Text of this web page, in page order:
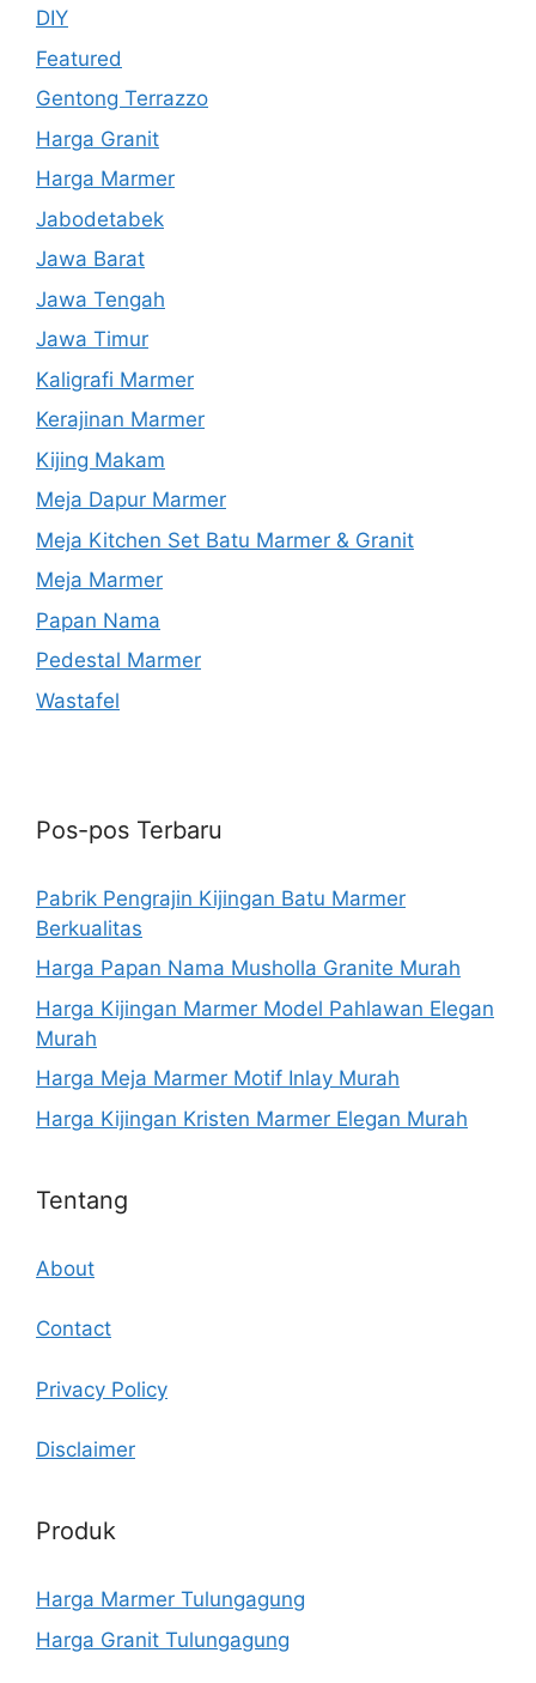
DIY
Featured
Gentong Terrazzo
Harga Granit
Harga Marmer
Jabodetabek
Jawa Barat
Jawa Tengah
Jawa Timur
Kaligrafi Marmer
Kerajinan Marmer
Kijing Makam
Meja Dapur Marmer
Meja Kitchen Set Batu Marmer & Granit
Meja Marmer
Papan Nama
Pedestal Marmer
Wastafel
Pos-pos Terbaru
Pabrik Pengrajin Kijingan Batu Marmer
Berkualitas
Harga Papan Nama Musholla Granite Murah
Harga Kijingan Marmer Model Pahlawan Elegan
Murah
Harga Meja Marmer Motif Inlay Murah
Harga Kijingan Kristen Marmer Elegan Murah
Tentang
About
Contact
Privacy Policy
Disclaimer
Produk
Harga Marmer Tulungagung
Harga Granit Tulungagung